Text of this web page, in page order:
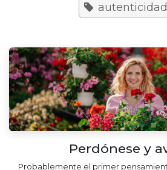
autenticidad
Perdónese y
Probablemente el primer